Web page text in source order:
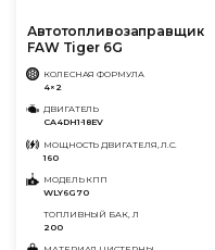
Автотопливозаправщик
FAW Tiger 6G
КОЛЕСНАЯ ФОРМУЛА
4×2
ДВИГАТЕЛЬ
CA4DH1-18EV
МОЩНОСТЬ ДВИГАТЕЛЯ, Л.С.
160
МОДЕЛЬ КПП
WLY6G70
ТОПЛИВНЫЙ БАК, Л
200